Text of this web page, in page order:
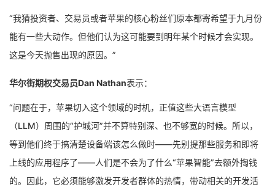
“我猜投资者、交易员或者苹果的核心粉丝们原本都寄希望于九月份
能有一些大动作。但他们认为这可能要到明年某个时候才会实现。
这是今天抛售出现的原因。”
华尔街期权交易员Dan Nathan表示：
“问题在于，苹果切入这个领域的时机，正值这些大语言模型
（LLM）周围的“护城河”并不算特别深、也不够宽的时候。所以，
等到他们终于搞清楚设备端该怎么做时——先别提那些服务和即将
上线的应用程序了——人们是不会为了什么“苹果智能”去额外掏钱
的。因此，它必须能够激发开发者群体的热情，带动相关的开发活